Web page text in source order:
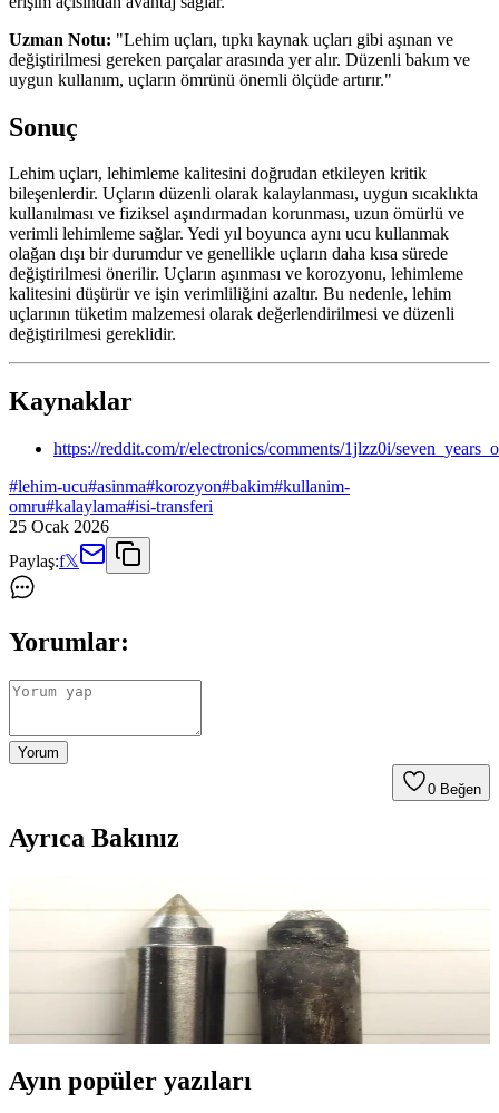
Uzman Notu: "Lehim uçları, tıpkı kaynak uçları gibi aşınan ve
değiştirilmesi gereken parçalar arasında yer alır. Düzenli bakım ve
uygun kullanım, uçların ömrünü önemli ölçüde artırır."
Sonuç
Lehim uçları, lehimleme kalitesini doğrudan etkileyen kritik
bileşenlerdir. Uçların düzenli olarak kalaylanması, uygun sıcaklıkta
kullanılması ve fiziksel aşındırmadan korunması, uzun ömürlü ve
verimli lehimleme sağlar. Yedi yıl boyunca aynı ucu kullanmak
olağan dışı bir durumdur ve genellikle uçların daha kısa sürede
değiştirilmesi önerilir. Uçların aşınması ve korozyonu, lehimleme
kalitesini düşürür ve işin verimliliğini azaltır. Bu nedenle, lehim
uçlarının tüketim malzemesi olarak değerlendirilmesi ve düzenli
değiştirilmesi gereklidir.
Kaynaklar
https://reddit.com/r/electronics/comments/1jlzz0i/
#lehim-ucu#asinma#korozyon#bakim#kullanim-
omru#kalaylama#isi-transferi
25 Ocak 2026
Paylaş:f𝕏
Yorumlar:
Yorum
0 Beğen
Ayrıca Bakınız
Lehim Ucu Kullanım Ömrü ve Bakımı: Yedi Yıllık
Deneyim Üzerinden Teknik İnceleme
Lehim uçlarının aşınma süreci, bakım yöntemleri ve değişim
zamanları yedi yıllık deneyimle incelenmiştir. Doğru bakım ve
uygun kullanım, lehim uçlarının ömrünü ve performansını artırır.
Ayın popüler yazıları